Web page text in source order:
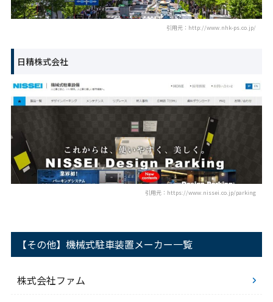
引用元：http://www.nhk-ps.co.jp/
日精株式会社
引用元：https://www.nissei.co.jp/parking
【その他】機械式駐車装置メーカー一覧
株式会社ファム